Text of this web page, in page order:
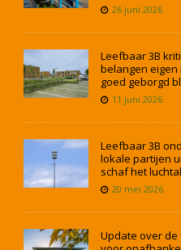
26 juni 2026
Leefbaar 3B
belangen
goed geborgd
11 juni 2026
Leefbaar 3B
lokale partijen
schaf het
20 mei 2026
Update over